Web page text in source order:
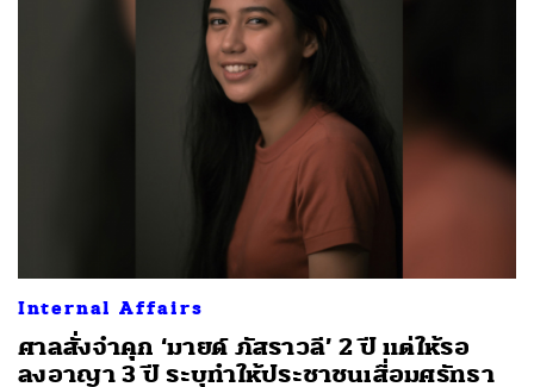
Internal Affairs
ศาลสั่งจำคุก ‘มายด์ ภัสราวลี’ 2 ปี แต่ให้รอ
ลงอาญา 3 ปี ระบุทำให้ประชาชนเสื่อมศรัทธา